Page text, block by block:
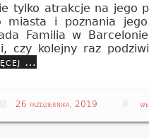
tylko atrakcje na jego
miasta i poznania
Familia w
czy kolejny raz
…
26 października, 2019